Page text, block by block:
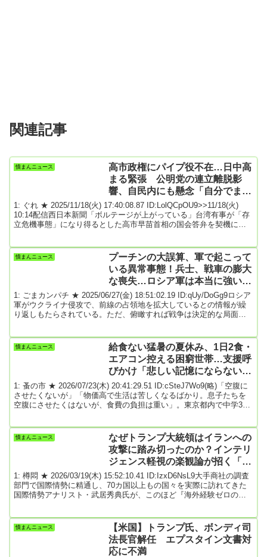
関連記事
憤まんニュース
高市政権にパイプ役不在…日中高
まる緊張 公明党の連立離脱影
響、自民内にも懸念「自分でまい
た種は自分で刈り取ってもらわな
いと」★3
1: ぐれ ★ 2025/11/18(火) 17:40:08.87 ID:LolQCpOU9>>11/18(火)
10:14配信西日本新聞「ボルテージが上がっている」台湾有事が「存
立危機事態」になり得るとした高市早苗首相の国会答弁を契機に、
けるなど対抗措置を強めている。事態悪化の背景には、「パイプ
役」となってきた公明党の連立政権離脱の影響を指摘する声が少な
憤まんニュース
プーチンの大誤算、軍で起こって
いる異常事態！兵士、戦車の膨大
な喪失…ロシア軍は本当に強いの
か？
1: ごまカンパチ ★ 2025/06/27(金) 18:51:02.19 ID:qUy/DoGg9ロシア
軍がウクライナ侵攻で、前線の占領地を拡大しているとの情報が繰
り返しもたらされている。ただ、俯瞰すれば戦争は決定的な局面を
ているにもかかわらず、決定打を打てていない。一方でウクライナ
軍は6月1日、ドローンを使った大規模攻撃で、ロシア国内の複数の
軍用飛行場でロシア空軍に大打撃...
憤まんニュース
給食ない猛暑の夏休み、1日2食・
エアコン控える困窮世帯…支援呼
びかけ「悲しい記憶にならないよ
うに」
1: 蚤の市 ★ 2026/07/23(木) 20:41:29.51 ID:cSteJ7Wo9(略)「空腹に
させたくないが」「物価高で生活は苦しくなるばかり。息子たちを
空腹にさせたくはないが、食費の負担は重い」。東京都内で中学3年
振り込まれる生活費だけでは家計が苦しく、経理やマッサージなど
三つの仕事をかけ持ちしている。給食のなくなる夏休みは朝昼兼ね
憤まんニュース
なぜトランプ大統領はイランへの
攻撃に踏み切ったのか？インテリ
ジェンス軽視の楽観論が招く「取
り返しのつかない失敗」
1: 樽悶 ★ 2026/03/19(木) 15:52:10.41 ID:IzxD6NsL9大手商社の調査
部門で国際情勢に精通し、70カ国以上もの国々を実際に訪れてきた
国際情勢アナリスト・武居秀典氏が、このほど『海外経験ゼロの私
ようで、実はわかっていない。今回のアメリカによるイランへの攻
撃を、インテリジェンスのプロはどう見ているのか。日本が学ぶべ
き教訓は何かをお届けする。■そも...
憤まんニュース
【米国】トランプ氏、ボンディ司
法長官解任 エプスタイン文書対
応に不満